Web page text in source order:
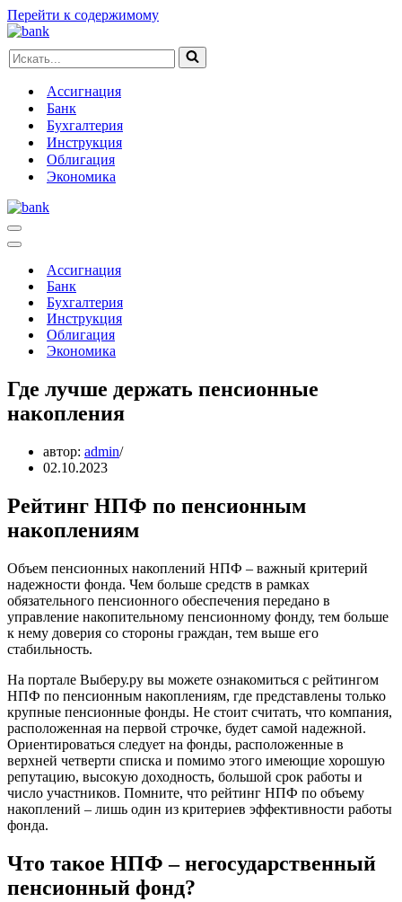
Перейти к содержимому
Искать...
Ассигнация
Банк
Бухгалтерия
Инструкция
Облигация
Экономика
Меню
навигации
Меню
навигацииАссигнация
Банк
Бухгалтерия
Инструкция
Облигация
Экономика
Где лучше держать пенсионные
накопления
автор: admin
02.10.2023
Рейтинг НПФ по пенсионным
накоплениям
Объем пенсионных накоплений НПФ – важный критерий
надежности фонда. Чем больше средств в рамках
обязательного пенсионного обеспечения передано в
управление накопительному пенсионному фонду, тем больше
к нему доверия со стороны граждан, тем выше его
стабильность.
На портале Выберу.ру вы можете ознакомиться с рейтингом
НПФ по пенсионным накоплениям, где представлены только
крупные пенсионные фонды. Не стоит считать, что компания,
расположенная на первой строчке, будет самой надежной.
Ориентироваться следует на фонды, расположенные в
верхней четверти списка и помимо этого имеющие хорошую
репутацию, высокую доходность, большой срок работы и
число участников. Помните, что рейтинг НПФ по объему
накоплений – лишь один из критериев эффективности работы
фонда.
Что такое НПФ – негосударственный
пенсионный фонд?